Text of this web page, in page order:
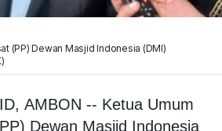
(PP) Dewan Masjid Indonesia (DMI)
AMBON -- Ketua Umum
Dewan Masjid Indonesia